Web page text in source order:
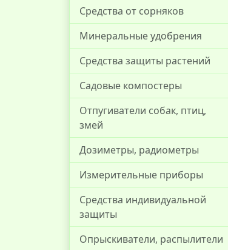
Средства от сорняков
Минеральные удобрения
Средства защиты растений
Садовые компостеры
Отпугиватели собак, птиц,
змей
Дозиметры, радиометры
Измерительные приборы
Средства индивидуальной
защиты
Опрыскиватели, распылители